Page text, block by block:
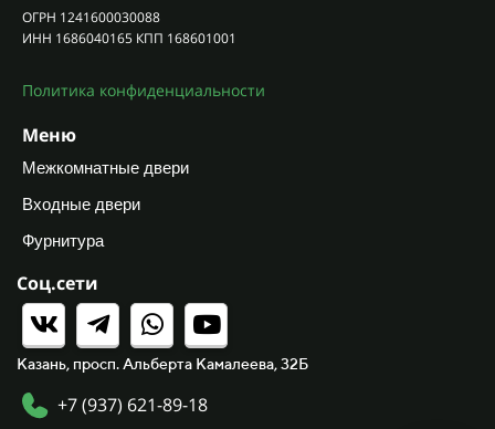
ОГРН 1241600030088
ИНН 1686040165 КПП 168601001
Политика конфиденциальности
Меню
Межкомнатные двери
Входные двери
Фурнитура
Соц.сети
Казань, просп. Альберта Камалеева, 32Б
+7 (937) 621-89-18